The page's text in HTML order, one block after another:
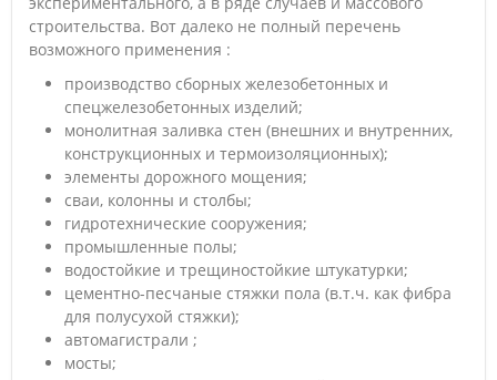
строительства. Вот далеко не полный перечень
возможного применения :
производство сборных железобетонных и
спецжелезобетонных изделий;
монолитная заливка стен (внешних и внутренних,
конструкционных и термоизоляционных);
элементы дорожного мощения;
сваи, колонны и столбы;
гидротехнические сооружения;
промышленные полы;
водостойкие и трещиностойкие штукатурки;
цементно-песчаные стяжки пола (в.т.ч. как фибра
для полусухой стяжки);
автомагистрали ;
мосты;